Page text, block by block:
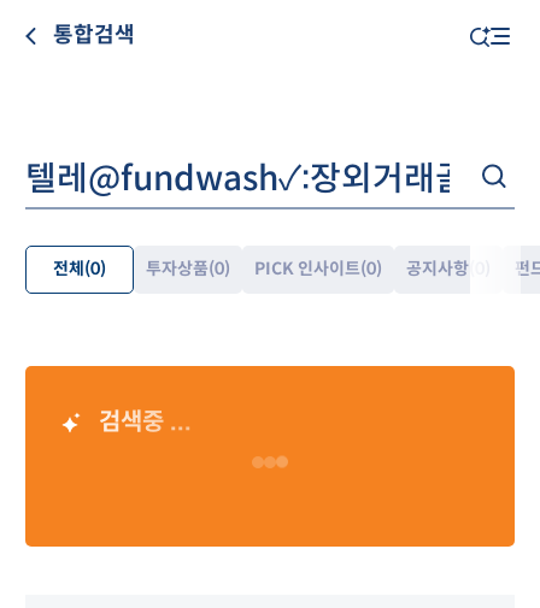
통합검색
전체 (0) 투자상품(0) PICK 인사이트(0) 공지사항 펀
검색중 ...
Loading…